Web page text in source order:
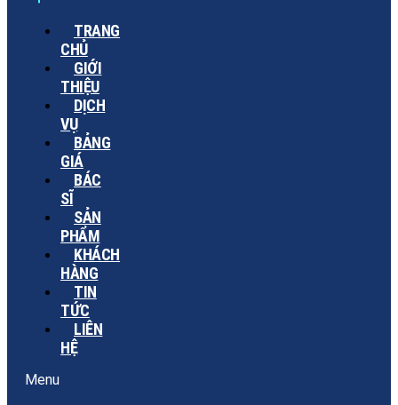
TRANG
CHỦ
GIỚI
THIỆU
DỊCH
VỤ
BẢNG
GIÁ
BÁC
SĨ
SẢN
PHẨM
KHÁCH
HÀNG
TIN
TỨC
LIÊN
HỆ
Menu